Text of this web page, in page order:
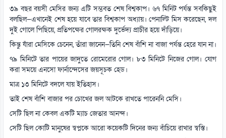
৩৯ বছর বয়সী মেসির জন্য এটি সম্ভবত শেষ বিশ্বকাপ। ৬৭ মিনিট পর্যন্ত সবকিছুই
বলছিল—এখানেই শেষ হয়ে যাবে তার বিশ্বকাপ অধ্যায়। পেনাল্টি মিস করেছেন, দল
দুই গোলে পিছিয়ে, প্রতিপক্ষের গোলরক্ষক দুর্ভেদ্য প্রাচীর হয়ে দাঁড়িয়ে।
কিন্তু যাঁরা মেসিকে চেনেন, তাঁরা জানেন—তিনি শেষ বাঁশি না বাজা পর্যন্ত হেরে যান না।
৭৯ মিনিটে তার পায়ের জাদুতে রোমেরোর গোল। ৮৩ মিনিটে নিজের গোল। যোগ
করা সময়ে এনসো ফার্নান্দেসের জয়সূচক হেড।
মাত্র ১৩ মিনিটে বদলে যায় ইতিহাস।
তাই শেষ বাঁশি বাজার পর চোখের জল আটকে রাখতে পারেননি মেসি।
সেটি ছিল না কেবল একটি ম্যাচ জেতার আনন্দ।
সেটি ছিল কোটি মানুষের স্বপ্নকে আরো কয়েকটি দিনের জন্য বাঁচিয়ে রাখার স্বস্তি।